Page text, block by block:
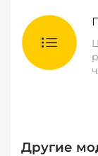
Другие